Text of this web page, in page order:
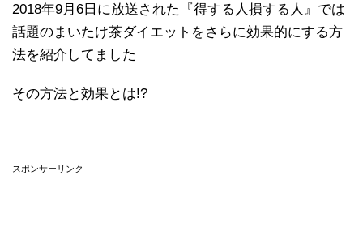
2018年9月6日に放送された『得する人損する人』では
話題のまいたけ茶ダイエットをさらに効果的にする方
法を紹介してました
その方法と効果とは!?
スポンサーリンク